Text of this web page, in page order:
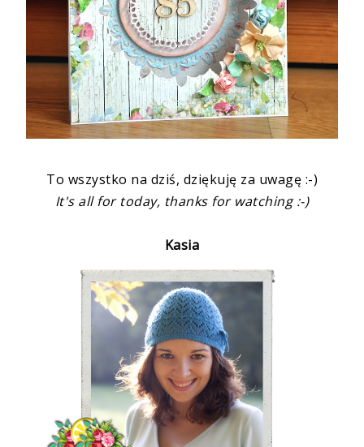
To wszystko na dziś, dziękuję za uwagę :-)
It's all for today, thanks for watching :-)
Kasia